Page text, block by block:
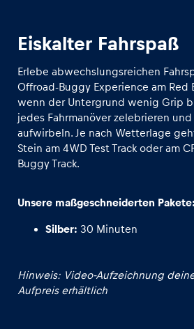
Glossar
Eiskalter Fahrspaß
Erlebe abwechslungsreichen
Offroad-Buggy Experience am Red
wenn der Untergrund wenig Grip
jedes Fahrmanöver zelebrieren
aufwirbeln. Je nach Wetterlage
Stein am 4WD Test Track oder am
Buggy Track.
Unsere maßgeschneiderten Pakete:
Silber: 30 Minuten
Hinweis: Video-Aufzeichnung
Aufpreis erhältlich